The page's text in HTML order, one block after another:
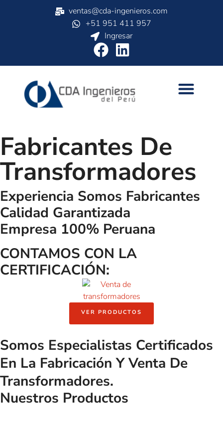
ventas@cda-ingenieros.com
+51 951 411 957
Ingresar
Fabricantes De
Transformadores
Experiencia Somos Fabricantes
Calidad Garantizada
Empresa 100% Peruana
CONTAMOS CON LA
CERTIFICACIÓN:
VER PRODUCTOS
Somos Especialistas Certificados
En La Fabricación Y Venta De
Transformadores.
Nuestros Productos